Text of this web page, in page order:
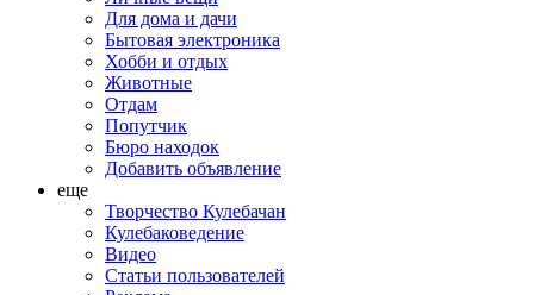
Для дома и дачи
Бытовая электроника
Хобби и отдых
Животные
Отдам
Попутчик
Бюро находок
Добавить объявление
еще
Творчество Кулебачан
Кулебаковедение
Видео
Статьи пользователей